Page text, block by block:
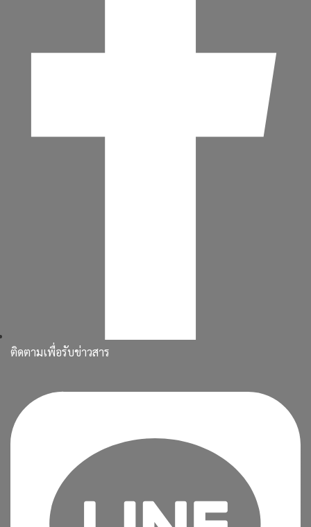
ติดตามเพื่อรับข่าวสาร